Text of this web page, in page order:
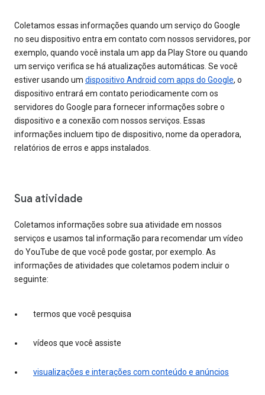
Coletamos essas informações quando um serviço do Google
no seu dispositivo entra em contato com nossos servidores, por
exemplo, quando você instala um app da Play Store ou quando
um serviço verifica se há atualizações automáticas. Se você
estiver usando um dispositivo Android com apps do Google, o
dispositivo entrará em contato periodicamente com os
servidores do Google para fornecer informações sobre o
dispositivo e a conexão com nossos serviços. Essas
informações incluem tipo de dispositivo, nome da operadora,
relatórios de erros e apps instalados.
Sua atividade
Coletamos informações sobre sua atividade em nossos
serviços e usamos tal informação para recomendar um vídeo
do YouTube de que você pode gostar, por exemplo. As
informações de atividades que coletamos podem incluir o
seguinte:
termos que você pesquisa
vídeos que você assiste
visualizações e interações com conteúdo e anúncios